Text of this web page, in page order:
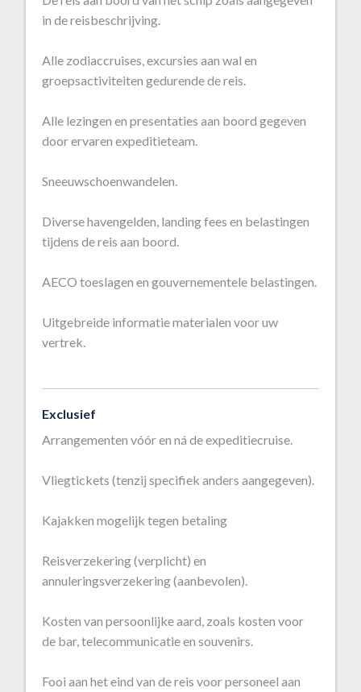
in de reisbeschrijving.
Alle zodiaccruises, excursies aan wal en
groepsactiviteiten gedurende de reis.
Alle lezingen en presentaties aan boord gegeven
door ervaren expeditieteam.
Sneeuwschoenwandelen.
Diverse havengelden, landing fees en belastingen
tijdens de reis aan boord.
AECO toeslagen en gouvernementele belastingen.
Uitgebreide informatie materialen voor uw
vertrek.
Exclusief
Arrangementen vóór en ná de expeditiecruise.
Vliegtickets (tenzij specifiek anders aangegeven).
Kajakken mogelijk tegen betaling
Reisverzekering (verplicht) en
annuleringsverzekering (aanbevolen).
Kosten van persoonlijke aard, zoals kosten voor
de bar, telecommunicatie en souvenirs.
Fooi aan het eind van de reis voor personeel aan